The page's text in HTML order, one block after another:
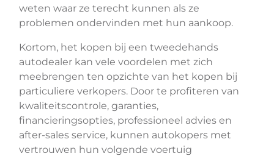
weten waar ze terecht kunnen als ze
problemen ondervinden met hun aankoop.
Kortom, het kopen bij een tweedehands
autodealer kan vele voordelen met zich
meebrengen ten opzichte van het kopen bij
particuliere verkopers. Door te profiteren van
kwaliteitscontrole, garanties,
financieringsopties, professioneel advies en
after-sales service, kunnen autokopers met
vertrouwen hun volgende voertuig